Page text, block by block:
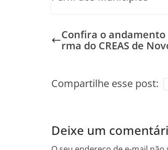
Confira o
rma do CREAS de
Compartilhe esse post:
Deixe um